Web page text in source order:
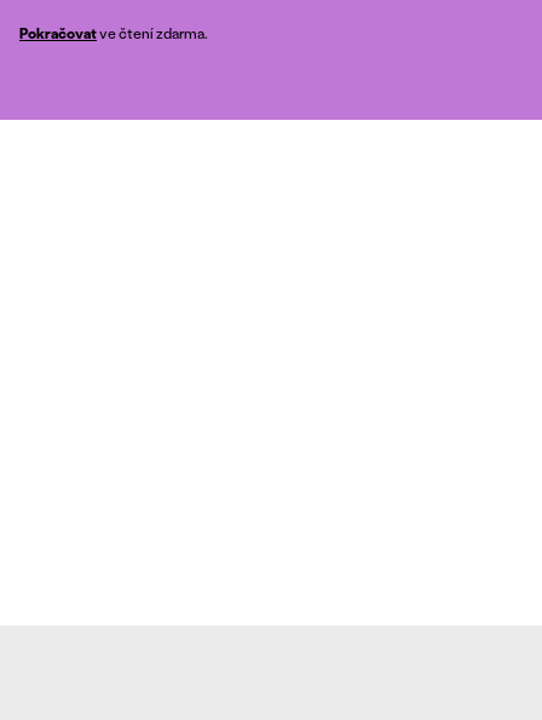
Pokračovatve čtení zdarma.